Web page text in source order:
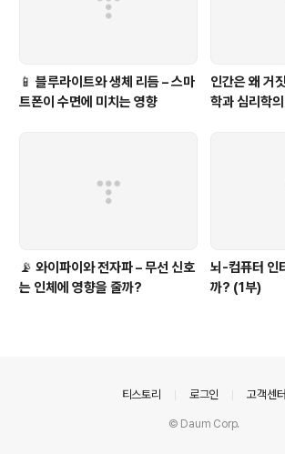
를 특정(specific)하게 자를..
📱 블루라이트와 생체 리듬 – 스마
트폰이 수면에 미치는 영향
인간은 왜 거
학과 심리학
📡 와이파이와 전자파 – 무선 신호
는 인체에 영향을 줄까?
뇌-컴퓨터 인
까? (1부)
티스토리 로그인 고객센터
© Daum Corp.